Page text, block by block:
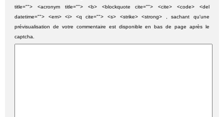
title=""> <acronym title=""> <b> <blockquote cite=""> <cite> <code> <del
datetime=""> <em> <i> <q cite=""> <s> <strike> <strong> , sachant qu'une
prévisualisation de votre commentaire est disponible en bas de page après le
captcha.